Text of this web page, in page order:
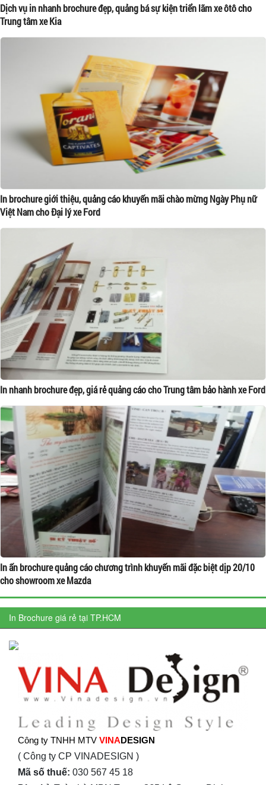
Dịch vụ in nhanh brochure đẹp, quảng bá sự kiện triển lãm xe ôtô cho
Trung tâm xe Kia
In brochure giới thiệu, quảng cáo khuyến mãi chào mừng Ngày Phụ nữ
Việt Nam cho Đại lý xe Ford
In nhanh brochure đẹp, giá rẻ quảng cáo cho Trung tâm bảo hành xe Ford
In ấn brochure quảng cáo chương trình khuyến mãi đặc biệt dịp 20/10
cho showroom xe Mazda
In Brochure giá rẻ tại TP.HCM
Công ty TNHH MTV VINADESIGN
( Công ty CP VINADESIGN )
Mã số thuế: 030 567 45 18